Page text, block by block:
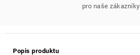
pro naše zákazníky
Popis produktu